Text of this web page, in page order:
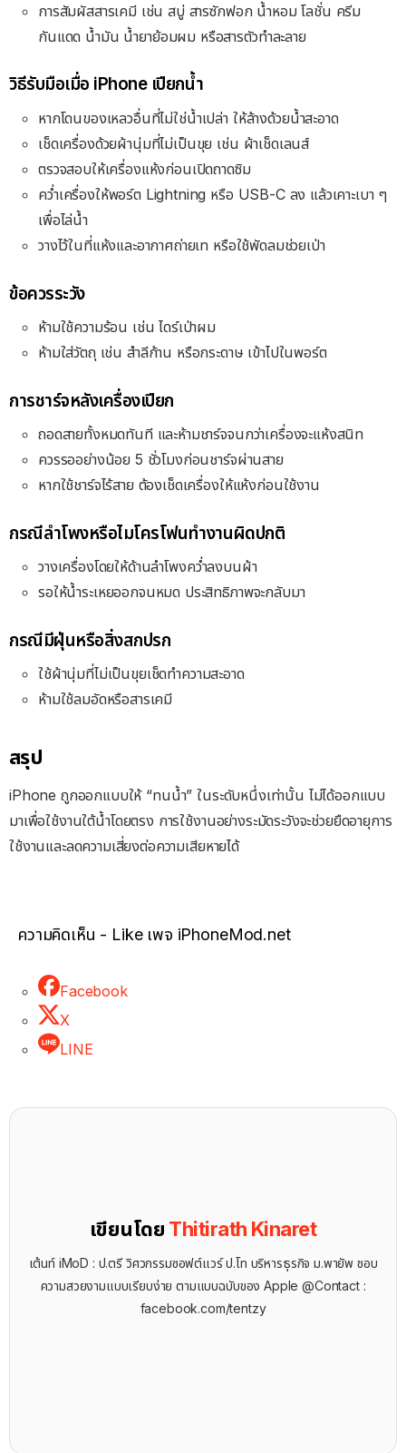
การสัมผัสสารเคมี เช่น สบู่ สารซักฟอก น้ำหอม โลชั่น ครีม
กันแดด น้ำมัน น้ำยาย้อมผม หรือสารตัวทำละลาย
วิธีรับมือเมื่อ iPhone เปียกน้ำ
หากโดนของเหลวอื่นที่ไม่ใช่น้ำเปล่า ให้ล้างด้วยน้ำสะอาด
เช็ดเครื่องด้วยผ้านุ่มที่ไม่เป็นขุย เช่น ผ้าเช็ดเลนส์
ตรวจสอบให้เครื่องแห้งก่อนเปิดถาดซิม
คว่ำเครื่องให้พอร์ต Lightning หรือ USB-C ลง แล้วเคาะเบา ๆ
เพื่อไล่น้ำ
วางไว้ในที่แห้งและอากาศถ่ายเท หรือใช้พัดลมช่วยเป่า
ข้อควรระวัง
ห้ามใช้ความร้อน เช่น ไดร์เป่าผม
ห้ามใส่วัตถุ เช่น สำลีก้าน หรือกระดาษ เข้าไปในพอร์ต
การชาร์จหลังเครื่องเปียก
ถอดสายทั้งหมดทันที และห้ามชาร์จจนกว่าเครื่องจะแห้งสนิท
ควรรออย่างน้อย 5 ชั่วโมงก่อนชาร์จผ่านสาย
หากใช้ชาร์จไร้สาย ต้องเช็ดเครื่องให้แห้งก่อนใช้งาน
กรณีลำโพงหรือไมโครโฟนทำงานผิดปกติ
วางเครื่องโดยให้ด้านลำโพงคว่ำลงบนผ้า
รอให้น้ำระเหยออกจนหมด ประสิทธิภาพจะกลับมา
กรณีมีฝุ่นหรือสิ่งสกปรก
ใช้ผ้านุ่มที่ไม่เป็นขุยเช็ดทำความสะอาด
ห้ามใช้ลมอัดหรือสารเคมี
สรุป
iPhone ถูกออกแบบให้ “ทนน้ำ” ในระดับหนึ่งเท่านั้น ไม่ได้ออกแบบ
มาเพื่อใช้งานใต้น้ำโดยตรง การใช้งานอย่างระมัดระวังจะช่วยยืดอายุการ
ใช้งานและลดความเสี่ยงต่อความเสียหายได้
ความคิดเห็น - Like เพจ iPhoneMod.net
Facebook
X
LINE
เขียนโดย Thitirath Kinaret
เต้นท์ iMoD : ป.ตรี วิศวกรรมซอฟต์แวร์ ป.โท บริหารธุรกิจ ม.พายัพ ชอบ
ความสวยงามแบบเรียบง่าย ตามแบบฉบับของ Apple @Contact :
facebook.com/tentzy